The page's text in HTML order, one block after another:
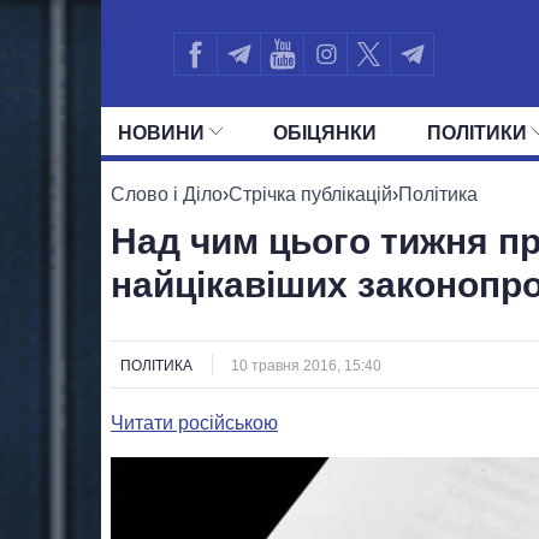
НОВИНИ ОБIЦЯНКИ ПОЛIТИКИ
УСІ ПОЛІТИКИ ПРЕЗИДЕНТ І ОФІС
Слово і Діло›Стрічка публікацій›Політика
Над чим цього тижня
найцікавіших
ПОЛІТИКА 10 травня 2016, 15:40
Читати російською